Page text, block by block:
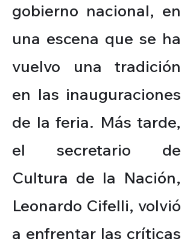
gobierno nacional, en
una escena que se ha
vuelvo una tradición
en las inauguraciones
de la feria. Más tarde,
el secretario de
Cultura de la Nación,
Leonardo Cifelli, volvió
a enfrentar las críticas